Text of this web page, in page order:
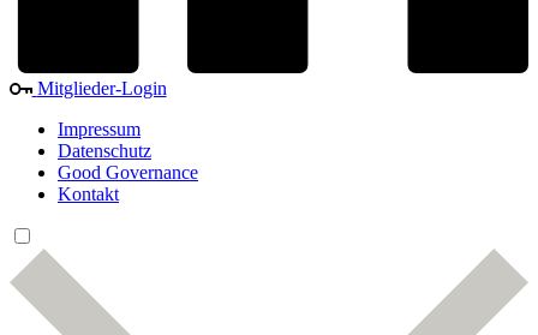
Mitglieder-Login
Impressum
Datenschutz
Good Governance
Kontakt